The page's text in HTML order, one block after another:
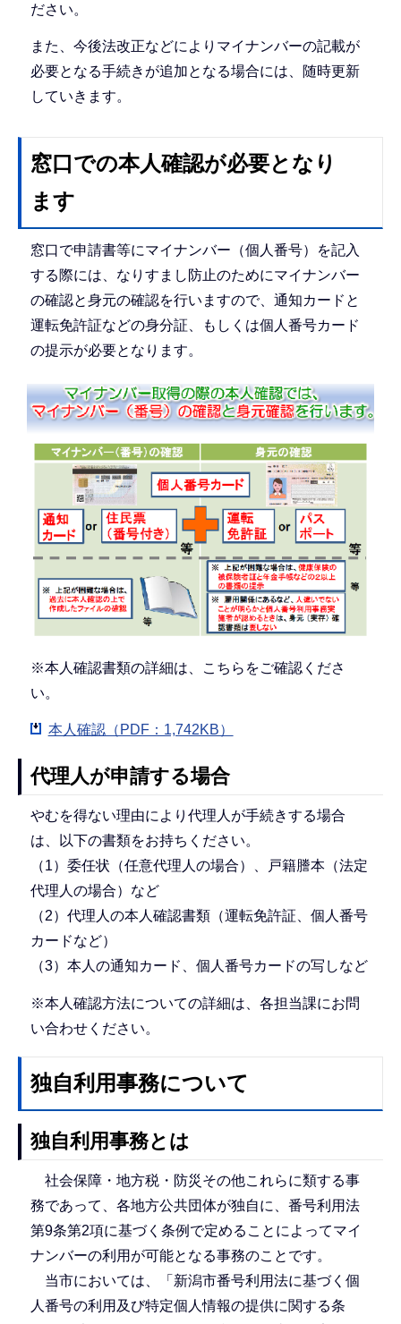
ださい。
また、今後法改正などによりマイナンバーの記載が
必要となる手続きが追加となる場合には、随時更新
していきます。
窓口での本人確認が必要となり
ます
窓口で申請書等にマイナンバー（個人番号）を記入
する際には、なりすまし防止のためにマイナンバー
の確認と身元の確認を行いますので、通知カードと
運転免許証などの身分証、もしくは個人番号カード
の提示が必要となります。
※本人確認書類の詳細は、こちらをご確認くださ
い。
本人確認（PDF：1,742KB）
代理人が申請する場合
やむを得ない理由により代理人が手続きする場合
は、以下の書類をお持ちください。
（1）委任状（任意代理人の場合）、戸籍謄本（法定
代理人の場合）など
（2）代理人の本人確認書類（運転免許証、個人番号
カードなど）
（3）本人の通知カード、個人番号カードの写しなど
※本人確認方法についての詳細は、各担当課にお問
い合わせください。
独自利用事務について
独自利用事務とは
社会保障・地方税・防災その他これらに類する事
務であって、各地方公共団体が独自に、番号利用法
第9条第2項に基づく条例で定めることによってマイ
ナンバーの利用が可能となる事務のことです。
当市においては、「新潟市番号利用法に基づく個
人番号の利用及び特定個人情報の提供に関する条